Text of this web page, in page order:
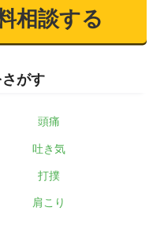
相談する
がす
頭痛
吐き気
打撲
肩こり